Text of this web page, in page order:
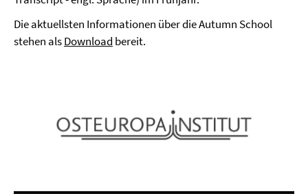
Die aktuellsten Informationen über die Autumn School
stehen alsDownload bereit.